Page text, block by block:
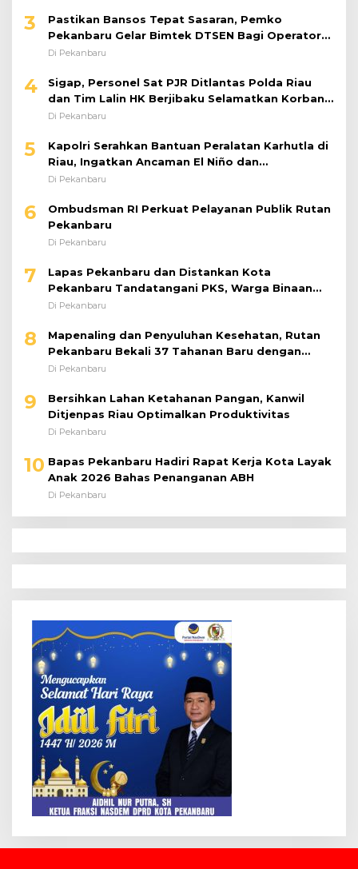
3
Pastikan Bansos Tepat Sasaran, Pemko
Pekanbaru Gelar Bimtek DTSEN Bagi Operator
Puskessos
Di Pekanbaru
4
Sigap, Personel Sat PJR Ditlantas Polda Riau
dan Tim Lalin HK Berjibaku Selamatkan Korban
Kecelakaan di Tol Pekanbaru–Dumai
Di Pekanbaru
5
Kapolri Serahkan Bantuan Peralatan Karhutla di
Riau, Ingatkan Ancaman El Niño dan
Prioritaskan Pencegahan
Di Pekanbaru
6
Ombudsman RI Perkuat Pelayanan Publik Rutan
Pekanbaru
Di Pekanbaru
7
Lapas Pekanbaru dan Distankan Kota
Pekanbaru Tandatangani PKS, Warga Binaan
Dibekali Keterampilan Peternakan Ayam Petelur
Di Pekanbaru
8
Mapenaling dan Penyuluhan Kesehatan, Rutan
Pekanbaru Bekali 37 Tahanan Baru dengan
Edukasi TBC, HIV, dan Bahaya Narkoba
Di Pekanbaru
9
Bersihkan Lahan Ketahanan Pangan, Kanwil
Ditjenpas Riau Optimalkan Produktivitas
Di Pekanbaru
10 Bapas Pekanbaru Hadiri Rapat Kerja Kota Layak
Anak 2026 Bahas Penanganan ABH
Di Pekanbaru